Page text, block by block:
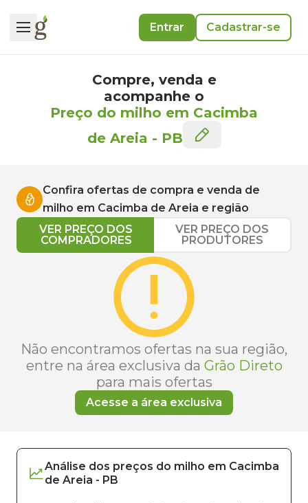
Entrar Cadastrar-se
Compre, venda e
acompanhe o
Preço do milho em Cacimba
de Areia - PB
Confira ofertas de compra e venda de
milho em Cacimba de Areia e região
VER PREÇO DOS
COMPRADORES
VER PREÇO DOS
PRODUTORES
Não encontramos ofertas na sua região,
entre na área exclusiva da Grão Direto
para mais ofertas
Acesse a área exclusiva
Análise dos preços do milho em Cacimba
de Areia - PB